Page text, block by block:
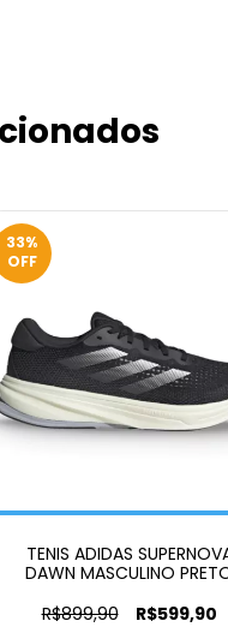
33%
OFF
TENIS ADIDAS
DAWN MASCULINO
R$899,90
R$599,90